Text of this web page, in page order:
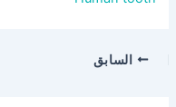
السابق